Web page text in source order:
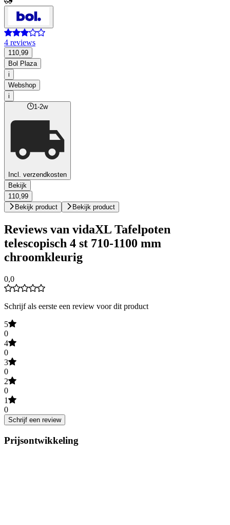
4 reviews
110,99
Bol Plaza
i
Webshop
i
1-2w
Incl. verzendkosten
Bekijk
110,99
Bekijk product
Bekijk product
Reviews van vidaXL Tafelpoten
telescopisch 4 st 710-1100 mm
chroomkleurig
0,0
Schrijf als eerste een review voor dit product
5
0
4
0
3
0
2
0
1
0
Schrijf een review
Prijsontwikkeling